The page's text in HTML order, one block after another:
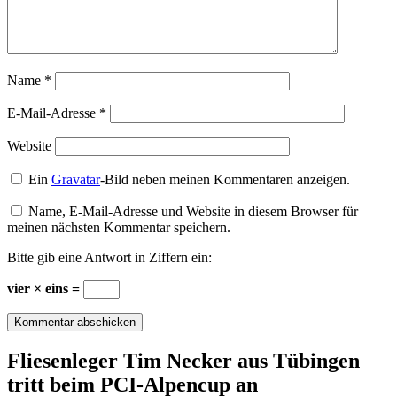
Name *
E-Mail-Adresse *
Website
EinGravatar-Bild neben meinen Kommentaren anzeigen.
Name, E-Mail-Adresse und Website in diesem Browser für
meinen nächsten Kommentar speichern.
Bitte gib eine Antwort in Ziffern ein:
vier × eins =
Flie­sen­le­ger Tim Ne­cker aus Tü­bin­gen
tritt beim PCI-Al­pen­cup an